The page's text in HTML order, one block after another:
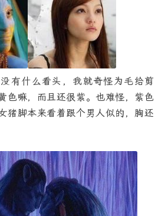
有什么看头，我就奇怪为毛给剪
色嘛，而且还很紫。也难怪，紫色
猪脚本来看着跟个男人似的，胸还